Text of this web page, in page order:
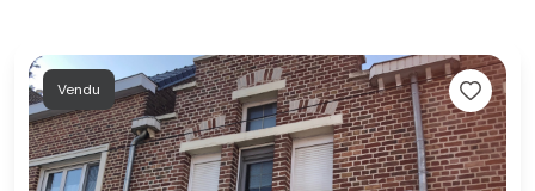
Vendu